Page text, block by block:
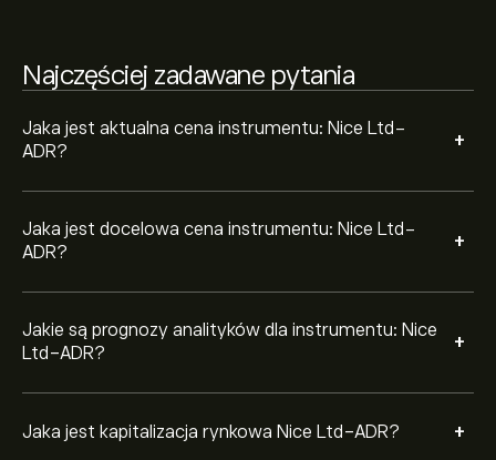
Najczęściej zadawane pytania
Jaka jest aktualna cena instrumentu: Nice Ltd-
ADR?
+
Jaka jest docelowa cena instrumentu: Nice Ltd-
ADR?
+
Jakie są prognozy analityków dla instrumentu: Nice
Ltd-ADR?
+
Jaka jest kapitalizacja rynkowa Nice Ltd-ADR? +
NICE z ostatnich 3 miesięcy, ogólny konsensus to